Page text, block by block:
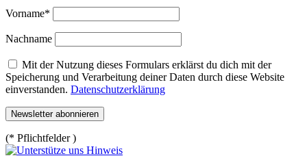
Vorname*
Nachname
Mit der Nutzung dieses Formulars erklärst du dich mit der
Speicherung und Verarbeitung deiner Daten durch diese Website
einverstanden. Datenschutzerklärung
(* Pflichtfelder )